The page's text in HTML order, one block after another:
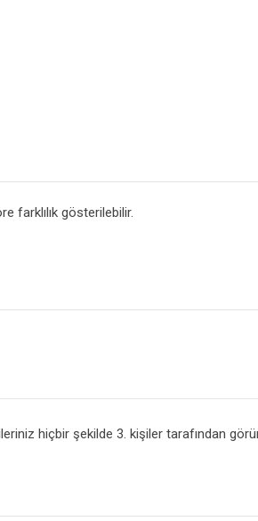
farklılık gösterilebilir.
hiçbir şekilde 3. kişiler tarafından